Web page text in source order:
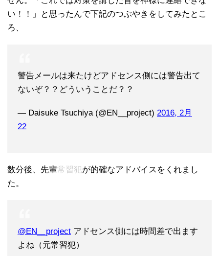
い！！」と思ったんで下記のつぶやきをしてみたとこ
ろ、
警告メールは来たけどアドセンス側には警告出て
ないぞ？？どういうことだ？？
— Daisuke Tsuchiya (@EN__project) 2016, 2月
22
数分後、先輩常習犯が的確なアドバイスをくれまし
た。
@EN__project アドセンス側には時間差で出ます
よね（元常習犯）